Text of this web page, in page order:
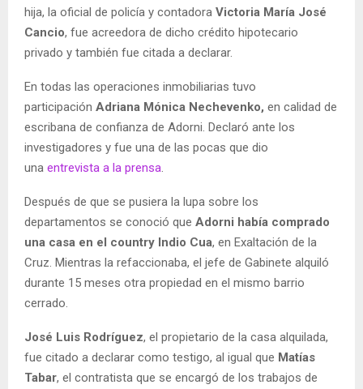
hija, la oficial de policía y contadora Victoria María José
Cancio, fue acreedora de dicho crédito hipotecario
privado y también fue citada a declarar.
En todas las operaciones inmobiliarias tuvo
participación Adriana Mónica Nechevenko, en calidad de
escribana de confianza de Adorni. Declaró ante los
investigadores y fue una de las pocas que dio
una entrevista a la prensa.
Después de que se pusiera la lupa sobre los
departamentos se conoció que Adorni había comprado
una casa en el country Indio Cua, en Exaltación de la
Cruz. Mientras la refaccionaba, el jefe de Gabinete alquiló
durante 15 meses otra propiedad en el mismo barrio
cerrado.
José Luis Rodríguez, el propietario de la casa alquilada,
fue citado a declarar como testigo, al igual que Matías
Tabar, el contratista que se encargó de los trabajos de